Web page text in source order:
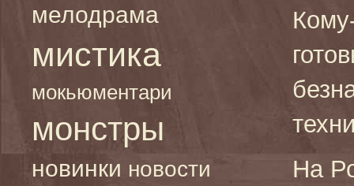
мелодрама
мистика
мокьюментари
монстры
новинки новости
На